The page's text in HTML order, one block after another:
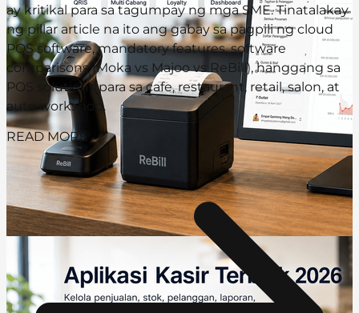
ay kritikal para sa tagumpay ng mga SME. Tinatalakay
ng pillar article na ito ang gabay sa pagpili ng cloud
POS software, mandatory features, software
comparisons (Moka vs Majoo vs ReBill), hanggang sa
POS solutions para sa cafe, restaurant, retail, salon, at
auto workshop.
READ MORE